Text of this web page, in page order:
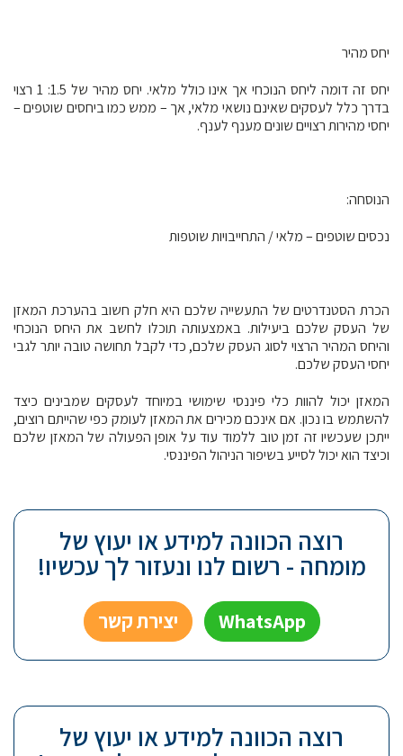
יחס מהיר
יחס זה דומה ליחס הנוכחי אך אינו כולל מלאי. יחס מהיר של 1.5: 1 רצוי
בדרך כלל לעסקים שאינם נושאי מלאי, אך – ממש כמו ביחסים שוטפים –
יחסי מהירות רצויים שונים מענף לענף.
הנוסחה:
נכסים שוטפים – מלאי / התחייבויות שוטפות
הכרת הסטנדרטים של התעשייה שלכם היא חלק חשוב בהערכת המאזן
של העסק שלכם ביעילות. באמצעותה תוכלו לחשב את היחס הנוכחי
והיחס המהיר הרצוי לסוג העסק שלכם, כדי לקבל תחושה טובה יותר לגבי
יחסי העסק שלכם.
המאזן יכול להוות כלי פיננסי שימושי במיוחד לעסקים שמבינים כיצד
להשתמש בו נכון. אם אינכם מכירים את המאזן לעומק כפי שהייתם רוצים,
ייתכן שעכשיו זה זמן טוב ללמוד עוד על אופן הפעולה של המאזן שלכם
וכיצד הוא יכול לסייע בשיפור הניהול הפיננסי.
רוצה הכוונה למידע או יעוץ של
מומחה - רשום לנו ונעזור לך עכשיו!
WhatsApp יצירת קשר
רוצה הכוונה למידע או יעוץ של